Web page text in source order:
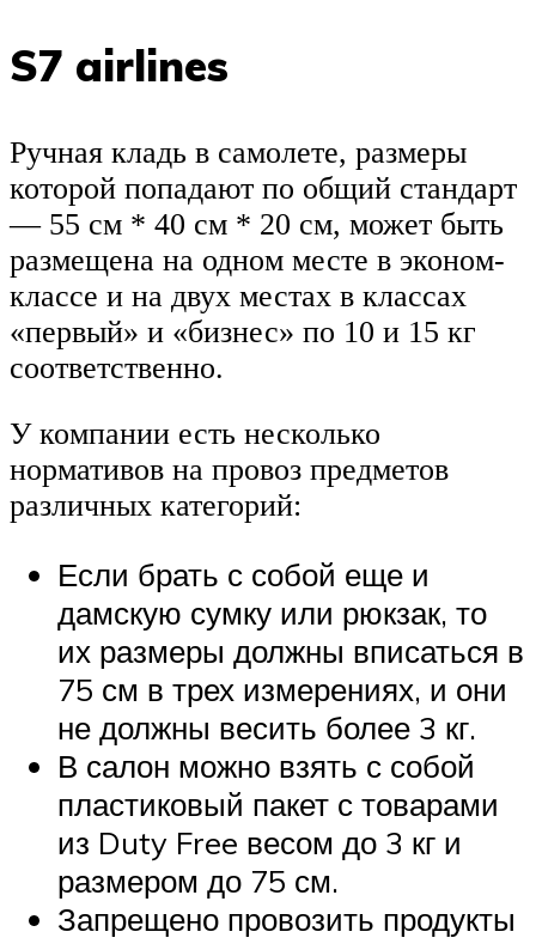
S7 airlines
Ручная кладь в самолете, размеры
которой попадают по общий стандарт
— 55 см * 40 см * 20 см, может быть
размещена на одном месте в эконом-
классе и на двух местах в классах
«первый» и «бизнес» по 10 и 15 кг
соответственно.
У компании есть несколько
нормативов на провоз предметов
различных категорий:
Если брать с собой еще и
дамскую сумку или рюкзак, то
их размеры должны вписаться в
75 см в трех измерениях, и они
не должны весить более 3 кг.
В салон можно взять с собой
пластиковый пакет с товарами
из Duty Free весом до 3 кг и
размером до 75 см.
Запрещено провозить продукты